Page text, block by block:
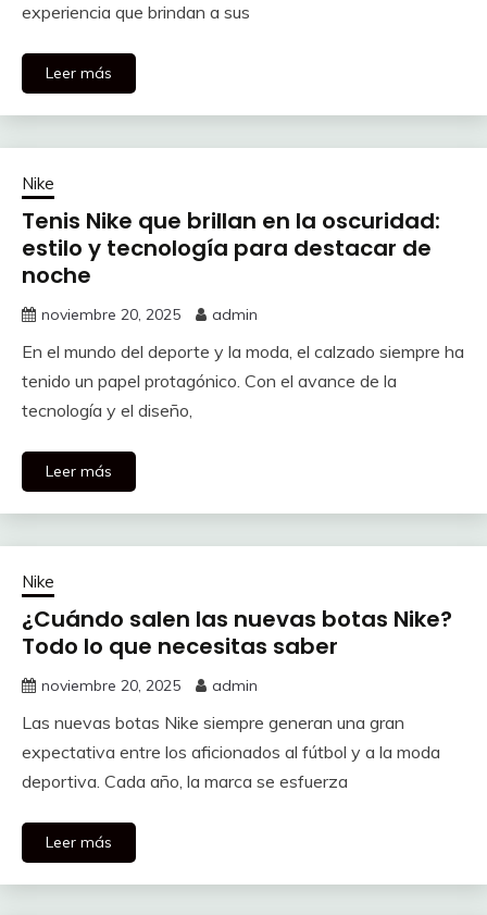
experiencia que brindan a sus
Leer más
Nike
Tenis Nike que brillan en la oscuridad:
estilo y tecnología para destacar de
noche
noviembre 20, 2025 admin
En el mundo del deporte y la moda, el calzado siempre ha
tenido un papel protagónico. Con el avance de la
tecnología y el diseño,
Leer más
Nike
¿Cuándo salen las nuevas botas Nike?
Todo lo que necesitas saber
noviembre 20, 2025 admin
Las nuevas botas Nike siempre generan una gran
expectativa entre los aficionados al fútbol y a la moda
deportiva. Cada año, la marca se esfuerza
Leer más